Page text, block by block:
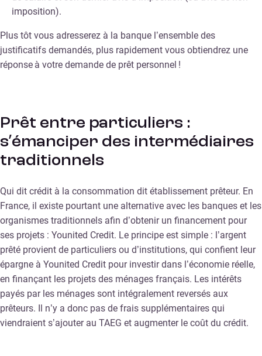
imposition).
Plus tôt vous adresserez à la banque l’ensemble des
justificatifs demandés, plus rapidement vous obtiendrez une
réponse à votre demande de prêt personnel !
Prêt entre particuliers :
s’émanciper des intermédiaires
traditionnels
Qui dit crédit à la consommation dit établissement prêteur. En
France, il existe pourtant une alternative avec les banques et les
organismes traditionnels afin d’obtenir un financement pour
ses projets : Younited Credit. Le principe est simple : l’argent
prêté provient de particuliers ou d’institutions, qui confient leur
épargne à Younited Credit pour investir dans l’économie réelle,
en finançant les projets des ménages français. Les intérêts
payés par les ménages sont intégralement reversés aux
prêteurs. Il n’y a donc pas de frais supplémentaires qui
viendraient s’ajouter au TAEG et augmenter le coût du crédit.